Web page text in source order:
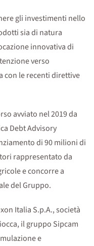
gli investimenti nello
sia di natura
innovativa di
verso
con le recenti direttive
avviato nel 2019 da
Debt Advisory
di 90 milioni di
rappresentato da
e concorre a
del Gruppo.
Italia S.p.A., società
il gruppo Sipcam
e